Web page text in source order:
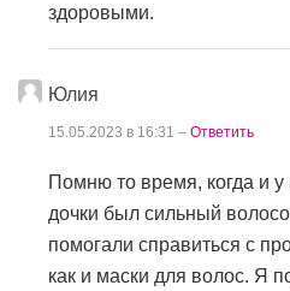
здоровыми.
Юлия
15.05.2023 в 16:31 – Ответить
Помню то время, когда и
дочки был сильный
помогали справиться с
как и маски для волос. Я